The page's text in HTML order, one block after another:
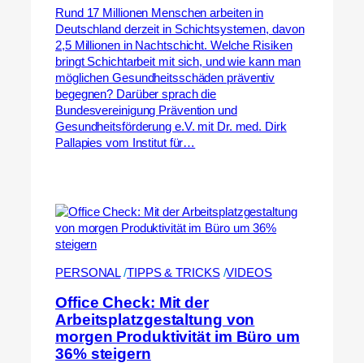
Rund 17 Millionen Menschen arbeiten in
Deutschland derzeit in Schichtsystemen, davon
2,5 Millionen in Nachtschicht. Welche Risiken
bringt Schichtarbeit mit sich, und wie kann man
möglichen Gesundheitsschäden präventiv
begegnen? Darüber sprach die
Bundesvereinigung Prävention und
Gesundheitsförderung e.V. mit Dr. med. Dirk
Pallapies vom Institut für…
PERSONAL /TIPPS & TRICKS /VIDEOS
Office Check: Mit der
Arbeitsplatzgestaltung von
morgen Produktivität im Büro um
36% steigern